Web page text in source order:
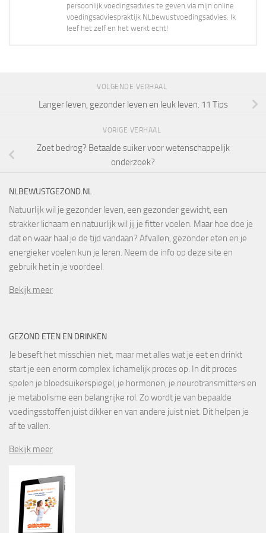
persoonlijk voedingsadvies te geven via mijn online
voedingsadviespraktijk NLbewustvoedingsadvies. Ik
leef het zelf en het werkt echt!
VOLGENDE VERHAAL
Langer leven, gezonder leven en leuk leven. 11 Tips
VORIGE VERHAAL
Zoet bedrog? Betaalde suiker voor wetenschappelijk
onderzoek?
NLBEWUSTGEZOND.NL
Natuurlijk wil je gezonder leven, een gezonder gewicht, een
strakker lichaam en natuurlijk wil jij je fitter voelen. Maar hoe doe je
dat en waar haal je de tijd vandaan? Afvallen, gezonder eten en je
energieker voelen kun je leren. Neem de info op deze site en
gebruik het in je voordeel.
Bekijk meer
GEZOND ETEN EN DRINKEN
Je beseft het misschien niet, maar met alles wat je eet en drinkt
start je een enorm complex lichamelijk proces op. In dit proces
spelen je bloedsuikerspiegel, je hormonen, je neurotransmitters en
je metabolisme een belangrijke rol. Zo wordt je van bepaalde
voedingsstoffen juist dikker en van andere juist niet. Dit helpen je
af te vallen.
Bekijk meer